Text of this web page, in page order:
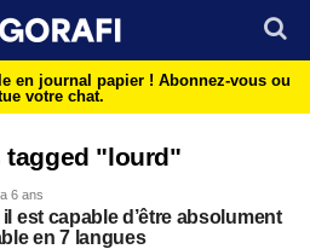
en journal papier ! Abonnez-vous ou
votre chat.
tagged "lourd"
6 ans
est capable d’être absolument
en 7 langues